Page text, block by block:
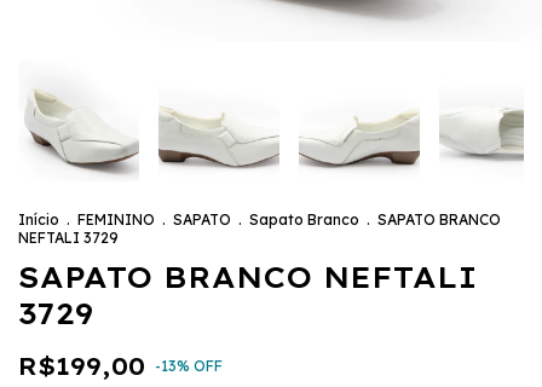
Início . FEMININO . SAPATO . Sapato Branco . SAPATO BRANCO
NEFTALI 3729
SAPATO BRANCO NEFTALI
3729
R$199,00 -13% OFF